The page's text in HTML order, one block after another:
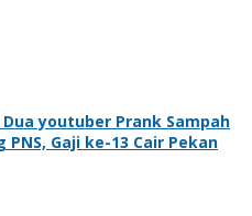
youtuber Prank Sampah
PNS, Gaji ke-13 Cair Pekan